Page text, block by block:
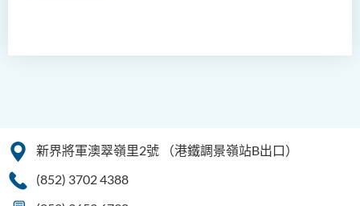
新界將軍澳翠嶺里2號
（港鐵調景嶺站B出口）
(852) 3702 4388